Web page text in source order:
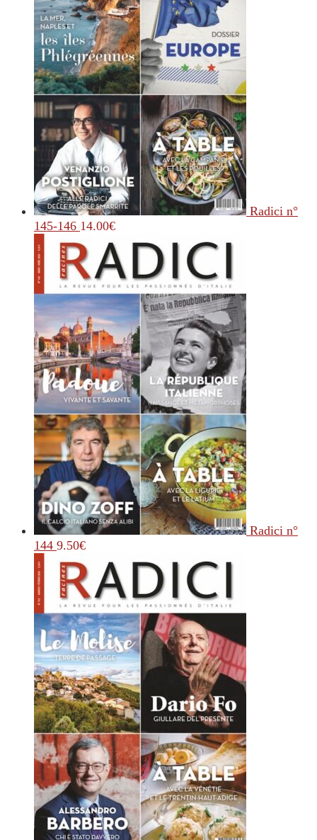
Radici n°
145-146 14.00€
Radici n°
144 9.50€